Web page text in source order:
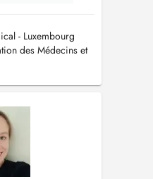
- Luxembourg
des Médecins et
Membre
Dentistes) -
Maitre en
em Medicina